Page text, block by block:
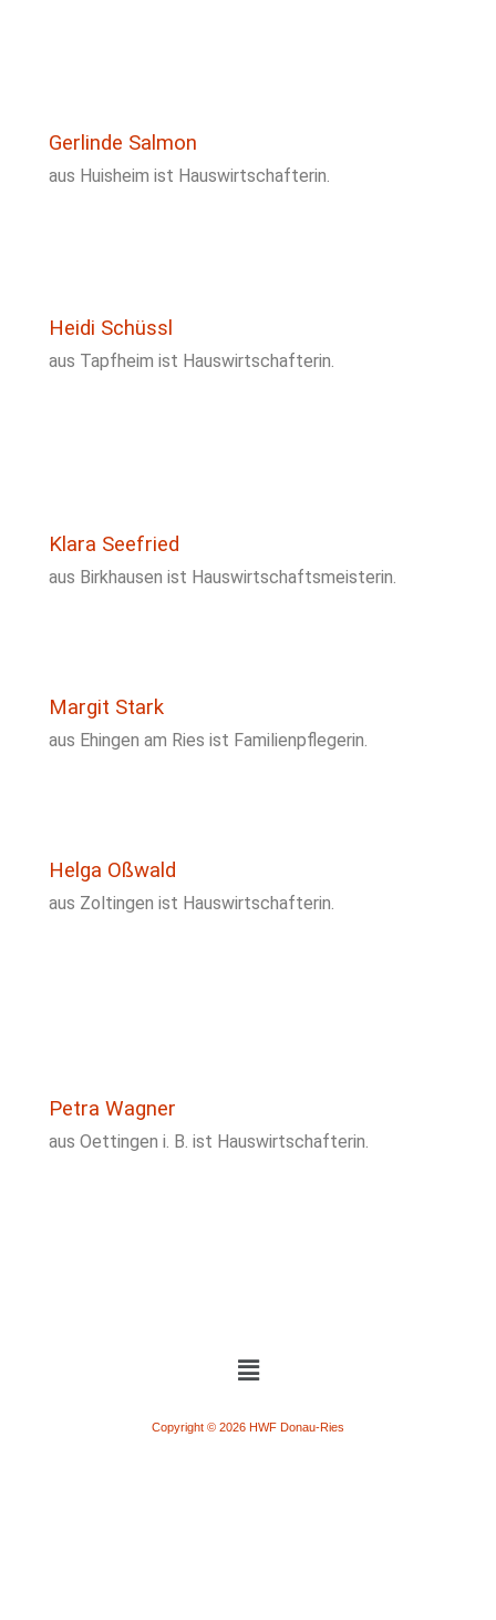
Gerlinde Salmon
aus Huisheim ist Hauswirtschafterin.
Heidi Schüssl
aus Tapfheim ist Hauswirtschafterin.
Klara Seefried
aus Birkhausen ist Hauswirtschaftsmeisterin.
Margit Stark
aus Ehingen am Ries ist Familienpflegerin.
Helga Oßwald
aus Zoltingen ist Hauswirtschafterin.
Petra Wagner
aus Oettingen i. B. ist Hauswirtschafterin.
Copyright © 2026 HWF Donau-Ries